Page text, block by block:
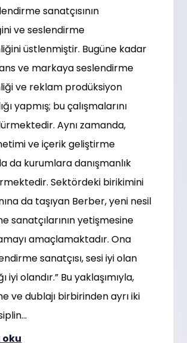
sanatçısının
ve seslendirme
üstlenmiştir. Bugüne kadar
ve markaya seslendirme
ve reklam prodüksiyon
yapmış; bu çalışmalarını
Aynı zamanda,
ve içerik geliştirme
da kurumlara danışmanlık
Sektördeki birikimini
da taşıyan Berber, yeni nesil
sanatçılarının yetişmesine
amaçlamaktadır. Ona
sanatçısı, sesi iyi olan
iyi olandır.” Bu yaklaşımıyla,
ve dublajı birbirinden ayrı iki
oku